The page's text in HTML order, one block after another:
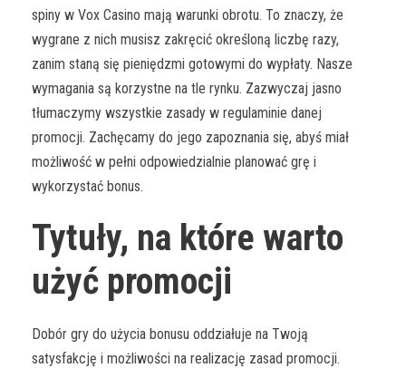
spiny w Vox Casino mają warunki obrotu. To znaczy, że
wygrane z nich musisz zakręcić określoną liczbę razy,
zanim staną się pieniędzmi gotowymi do wypłaty. Nasze
wymagania są korzystne na tle rynku. Zazwyczaj jasno
tłumaczymy wszystkie zasady w regulaminie danej
promocji. Zachęcamy do jego zapoznania się, abyś miał
możliwość w pełni odpowiedzialnie planować grę i
wykorzystać bonus.
Tytuły, na które warto
użyć promocji
Dobór gry do użycia bonusu oddziałuje na Twoją
satysfakcję i możliwości na realizację zasad promocji.